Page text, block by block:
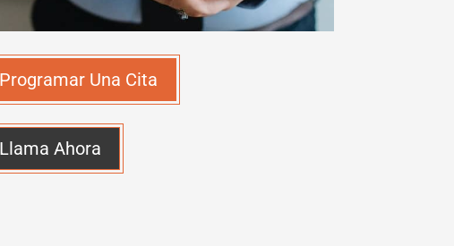
Programar Una Cita
Llama Ahora